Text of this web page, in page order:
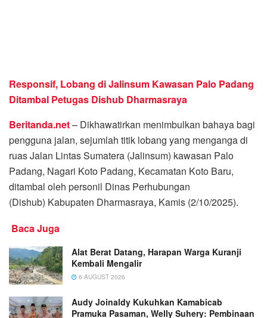
Responsif, Lobang di Jalinsum Kawasan Palo Padang
Ditambal Petugas Dishub Dharmasraya
Beritanda.net– Dikhawatirkan menimbulkan bahaya bagi
pengguna jalan, sejumlah titik lobang yang menganga di
ruas Jalan Lintas Sumatera (Jalinsum) kawasan Palo
Padang, Nagari Koto Padang, Kecamatan Koto Baru,
ditambal oleh personil Dinas Perhubungan
(Dishub) Kabupaten Dharmasraya, Kamis (2/10/2025).
Baca Juga
Alat Berat Datang, Harapan Warga Kuranji
Kembali Mengalir
6 AUGUST 2026
Audy Joinaldy Kukuhkan Kamabicab
Pramuka Pasaman, Welly Suhery: Pembinaan